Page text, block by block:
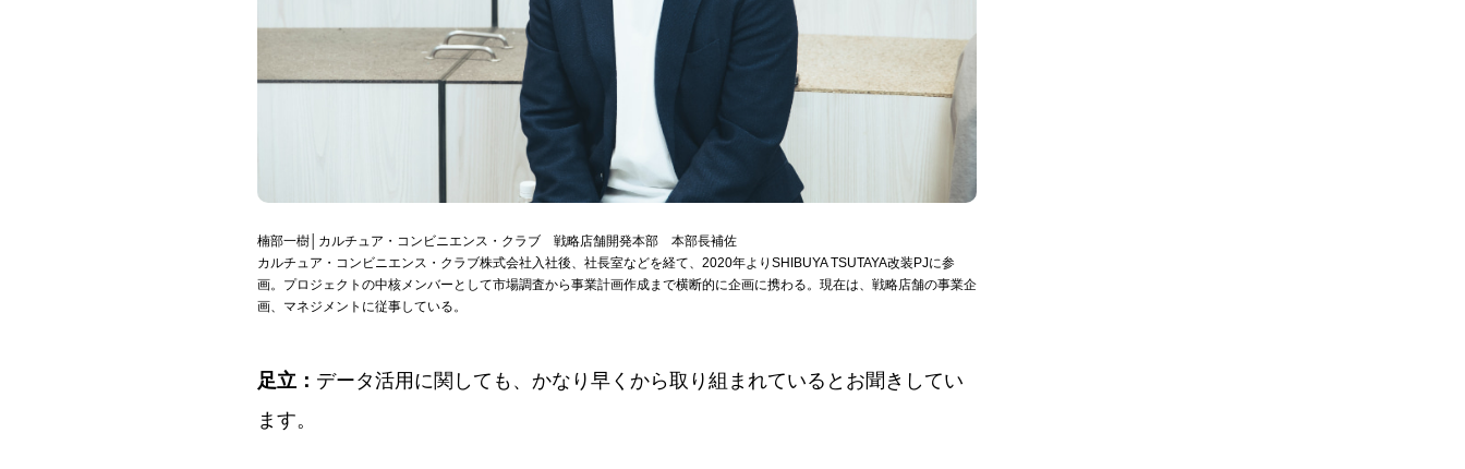
楠部一樹│カルチュア・コンビニエンス・クラブ 戦略店舗開発本部 本部長補佐
カルチュア・コンビニエンス・クラブ株式会社入社後、社長室などを経て、2020年よりSHIBUYA TSUTAYA改装PJに参
画。プロジェクトの中核メンバーとして市場調査から事業計画作成まで横断的に企画に携わる。現在は、戦略店舗の事業企
画、マネジメントに従事している。
足立： データ活用に関しても、かなり早くから取り組まれているとお聞きしてい
ます。